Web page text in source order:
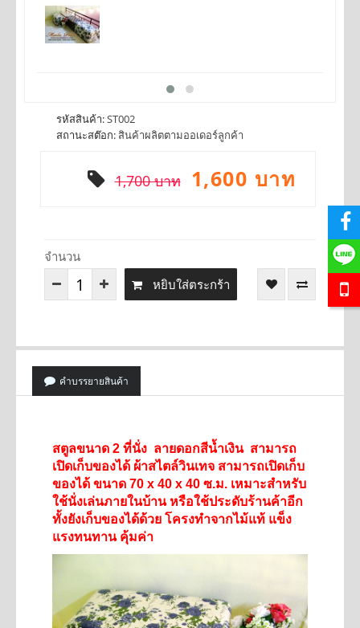
รหัสสินค้า:ST002
สถานะสต๊อก: สินค้าผลิตตามออเดอร์ลูกค้า
1,700 บาท 1,600 บาท
จำนวน
หยิบใส่ตระกร้า
คำบรรยายสินค้า
สตูลขนาด 2 ที่นั่ง ลายดอกสีน้ำเงิน สามารถ
เปิดเก็บของได้ ผ้าสไตล์วินเทจ สามารถเปิดเก็บ
ของได้ ขนาด 70 x 40 x 40 ซ.ม. เหมาะสำหรับ
ใช้นั่งเล่นภายในบ้าน หรือใช้ประดับร้านค้าอีก
ทั้งยังเก็บของได้ด้วย โครงทำจากไม้แท้ แข็ง
แรงทนทาน คุ้มค่า